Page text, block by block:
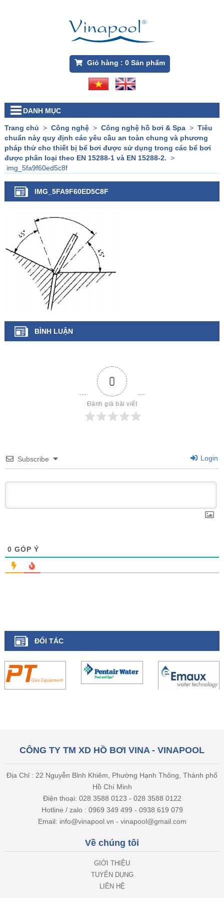
Giỏ hàng : 0Sản phẩm
DANH MỤC
Trang chủ > Công nghệ> Công nghệ hồ bơi & Spa> Tiêu
chuẩn này quy định các yêu cầu an toàn chung và phương
pháp thử cho thiết bị bể bơi được sử dụng trong các bể bơi
được phân loại theo EN 15288-1 và EN 15288-2. >
img_5fa9f60ed5c8f
IMG_5FA9F60ED5C8F
BÌNH LUẬN
0
Đánh giá bài viết
Subscribe Login
0 GÓP Ý
ĐỐI TÁC
CÔNG TY TM XD HỒ BƠI VINA - VINAPOOL
Địa Chỉ : 22 Nguyễn Bỉnh Khiêm, Phường Hạnh Thông, Thành phố
Hồ Chí Minh
Điện thoại: 028 3588 0123 - 028 3588 0122
Hotline / zalo : 0969 349 499 - 0938 619 079
Email: info@vinapool.vn - vinapool@gmail.com
Về chúng tôi
GIỚI THIỆU
TUYỂN DỤNG
LIÊN HỆ